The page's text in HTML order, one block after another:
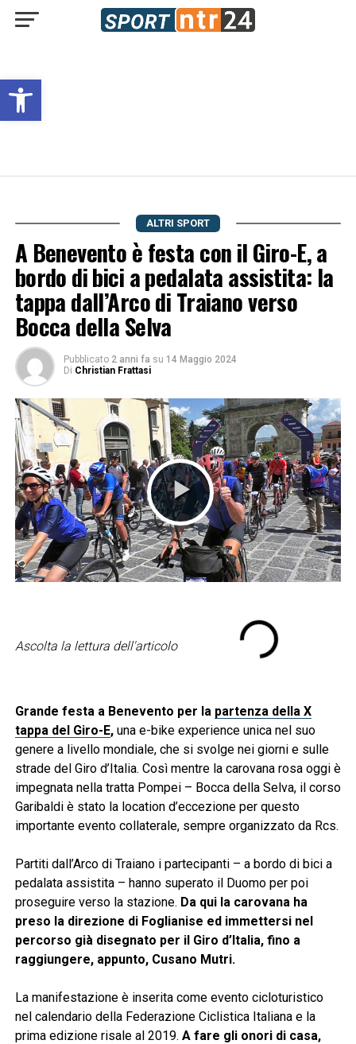
Open toolbar
ALTRI SPORT
A Benevento è festa con il Giro-E, a
bordo di bici a pedalata assistita: la
tappa dall’Arco di Traiano verso
Bocca della Selva
Pubblicato 2 anni fa su 14 Maggio 2024
Di Christian Frattasi
Ascolta la lettura dell'articolo
Grande festa a Benevento per la partenza della X
tappa del Giro-E,una e-bike experience unica nel suo
genere a livello mondiale, che si svolge nei giorni e sulle
strade del Giro d’Italia. Così mentre la carovana rosa oggi è
impegnata nella tratta Pompei – Bocca della Selva, il corso
Garibaldi è stato la location d’eccezione per questo
importante evento collaterale, sempre organizzato da Rcs.
Partiti dall’Arco di Traiano i partecipanti – a bordo di bici a
pedalata assistita – hanno superato il Duomo per poi
proseguire verso la stazione. Da qui la carovana ha
preso la direzione di Foglianise ed immettersi nel
percorso già disegnato per il Giro d’Italia, fino a
raggiungere, appunto, Cusano Mutri.
La manifestazione è inserita come evento cicloturistico
nel calendario della Federazione Ciclistica Italiana e la
prima edizione risale al 2019. A fare gli onori di casa,